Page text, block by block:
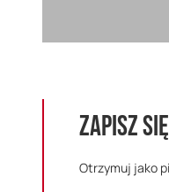
ZAPISZ
Otrzymuj jako